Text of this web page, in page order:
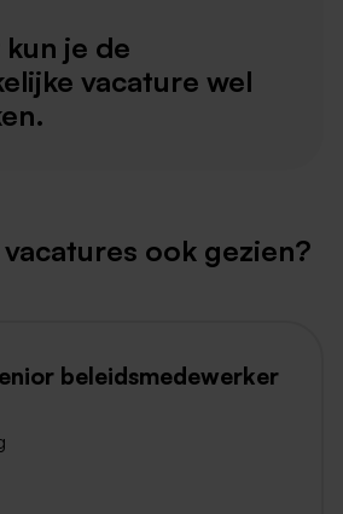
je de
vacature wel
ook gezien?
beleidsmedewerker